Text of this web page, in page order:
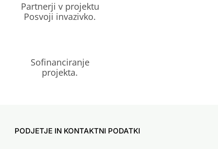
Partnerji v projektu
Posvoji invazivko.
Sofinanciranje
projekta.
PODJETJE IN KONTAKTNI PODATKI